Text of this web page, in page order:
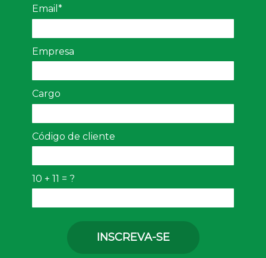
Email*
Empresa
Cargo
Código de cliente
10 + 11 = ?
INSCREVA-SE